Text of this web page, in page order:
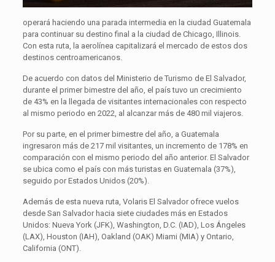
operará haciendo una parada intermedia en la ciudad Guatemala
para continuar su destino final a la ciudad de Chicago, Illinois.
Con esta ruta, la aerolínea capitalizará el mercado de estos dos
destinos centroamericanos.
De acuerdo con datos del Ministerio de Turismo de El Salvador,
durante el primer bimestre del año, el país tuvo un crecimiento
de 43% en la llegada de visitantes internacionales con respecto
al mismo periodo en 2022, al alcanzar más de 480 mil viajeros.
Por su parte, en el primer bimestre del año, a Guatemala
ingresaron más de 217 mil visitantes, un incremento de 178% en
comparación con el mismo periodo del año anterior. El Salvador
se ubica como el país con más turistas en Guatemala (37%),
seguido por Estados Unidos (20%).
Además de esta nueva ruta, Volaris El Salvador ofrece vuelos
desde San Salvador hacia siete ciudades más en Estados
Unidos: Nueva York (JFK), Washington, D.C. (IAD), Los Ángeles
(LAX), Houston (IAH), Oakland (OAK) Miami (MIA) y Ontario,
California (ONT).